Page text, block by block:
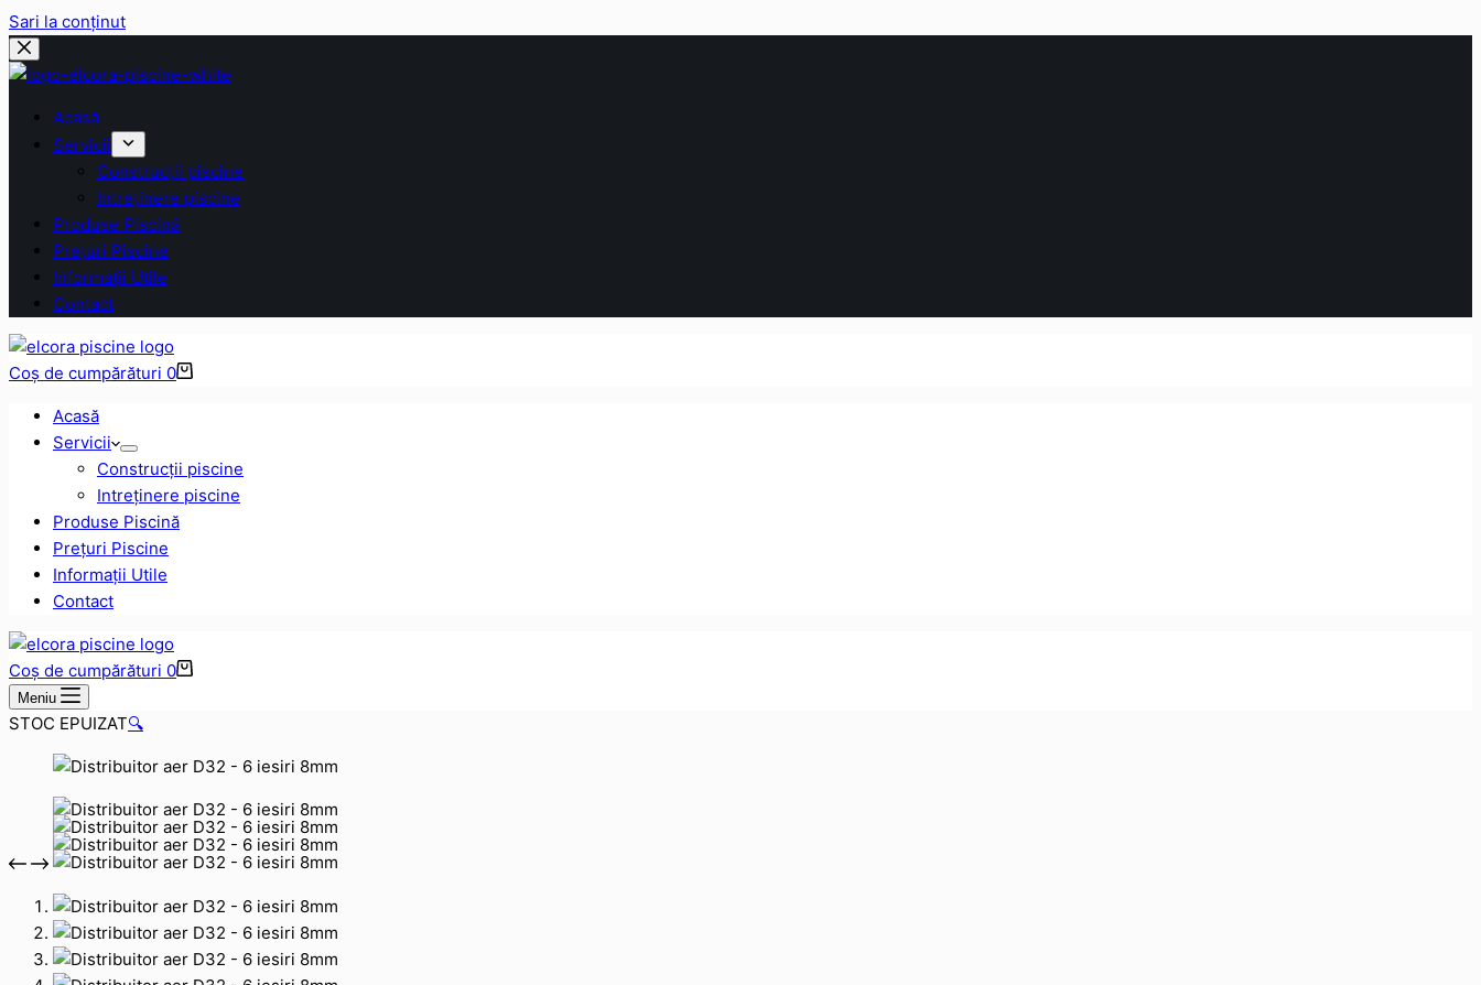
Sari la conținut
Acasă
Servicii
Construcții piscine
Intreținere piscine
Produse Piscină
Prețuri Piscine
Informații Utile
Contact
Coș de cumpărături 0
Acasă
Servicii
Construcții piscine
Intreținere piscine
Produse Piscină
Prețuri Piscine
Informații Utile
Contact
Coș de cumpărături 0
Meniu
STOC EPUIZAT🔍